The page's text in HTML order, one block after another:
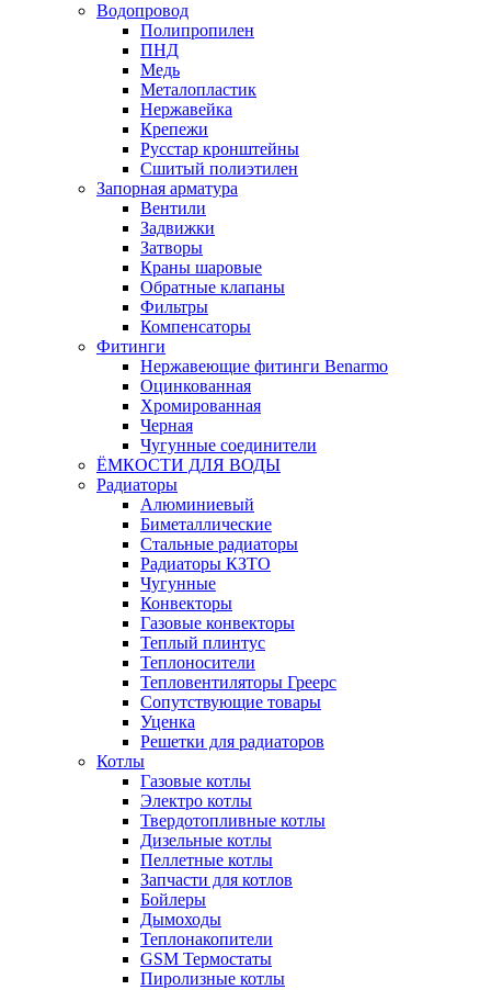
Водопровод
Полипропилен
ПНД
Медь
Металопластик
Нержавейка
Крепежи
Русстар кронштейны
Сшитый полиэтилен
Запорная арматура
Вентили
Задвижки
Затворы
Краны шаровые
Обратные клапаны
Фильтры
Компенсаторы
Фитинги
Нержавеющие фитинги Benarmo
Оцинкованная
Хромированная
Черная
Чугунные соединители
ЁМКОСТИ ДЛЯ ВОДЫ
Радиаторы
Алюминиевый
Биметаллические
Стальные радиаторы
Радиаторы КЗТО
Чугунные
Конвекторы
Газовые конвекторы
Теплый плинтус
Теплоносители
Тепловентиляторы Греерс
Сопутствующие товары
Уценка
Решетки для радиаторов
Котлы
Газовые котлы
Электро котлы
Твердотопливные котлы
Дизельные котлы
Пеллетные котлы
Запчасти для котлов
Бойлеры
Дымоходы
Теплонакопители
GSM Термостаты
Пиролизные котлы